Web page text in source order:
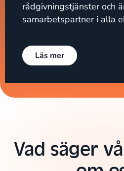
rådgivningstjänster och
samarbetspartner i alla
Läs mer
Vad säger